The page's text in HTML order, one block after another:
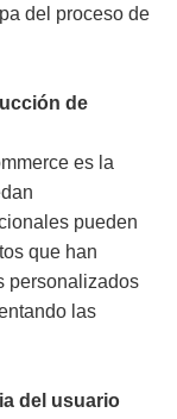
del proceso de
de
es la
pueden
que han
personalizados
las
del usuario